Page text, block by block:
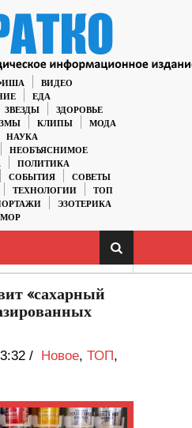
ВИДЕО
ЕДА
ЗВЕЗДЫ
ЗДОРОВЬЕ
КЛИПЫ
МОДА
НАУКА
НЕОБЪЯСНИМОЕ
ПОЛИТИКА
СОБЫТИЯ
СОВЕТЫ
ТЕХНОЛОГИИ
ТОП
ЭЗОТЕРИКА
«сахарный
3:32 / Новое, ТОП,